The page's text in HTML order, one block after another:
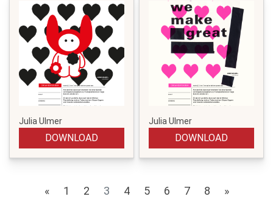
Julia Ulmer
DOWNLOAD
Julia Ulmer
DOWNLOAD
« 1 2 3 4 5 6 7 8 »